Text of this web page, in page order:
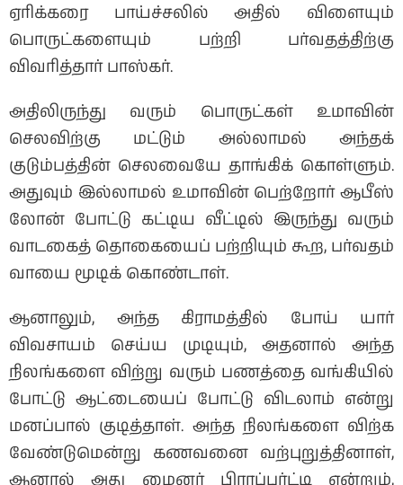
ஏரிக்கரை பாய்ச்சலில் அதில் விளையும்
பொருட்களையும் பற்றி பர்வதத்திற்கு
விவரித்தார் பாஸ்கர்.
அதிலிருந்து வரும் பொருட்கள் உமாவின்
செலவிற்கு மட்டும் அல்லாமல் அந்தக்
குடும்பத்தின் செலவையே தாங்கிக் கொள்ளும்.
அதுவும் இல்லாமல் உமாவின் பெற்றோர் ஆபீஸ்
லோன் போட்டு கட்டிய வீட்டில் இருந்து வரும்
வாடகைத் தொகையைப் பற்றியும் கூற, பர்வதம்
வாயை மூடிக் கொண்டாள்.
ஆனாலும், அந்த கிராமத்தில் போய் யார்
விவசாயம் செய்ய முடியும், அதனால் அந்த
நிலங்களை விற்று வரும் பணத்தை வங்கியில்
போட்டு ஆட்டையைப் போட்டு விடலாம் என்று
மனப்பால் குடித்தாள். அந்த நிலங்களை விற்க
வேண்டுமென்று கணவனை வற்புறுத்தினாள்,